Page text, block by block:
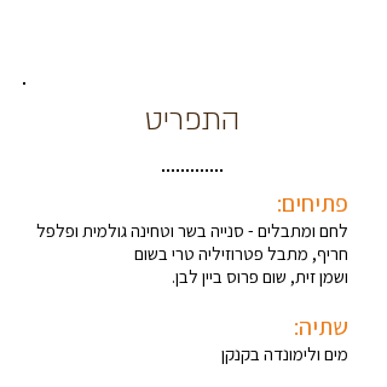
התפריט
פתיחים:
לחם ומתבלים - סנייה בשר וטחינה גולמית ופלפל
חריף, מתבל פטרוזיליה טרי בשום
ושמן זית, שום פרוס ביין לבן.
שתיה:
מים ולימונדה בקנקן